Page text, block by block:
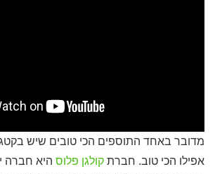
מדובר באחד התוספים הכי טובים שיש
אפילו הכי טוב. חברת קולגן פלוס היא חברה